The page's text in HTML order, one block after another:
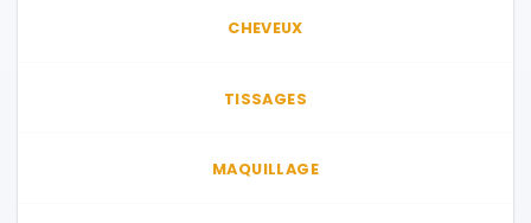
CHEVEUX
TISSAGES
MAQUILLAGE